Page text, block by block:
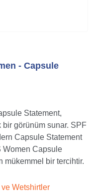
- Capsule
Statement,
bir görünüm sunar. SPF
Capsule Statement
Women Capsule
mükemmel bir tercihtir.
ve Wetshirtler